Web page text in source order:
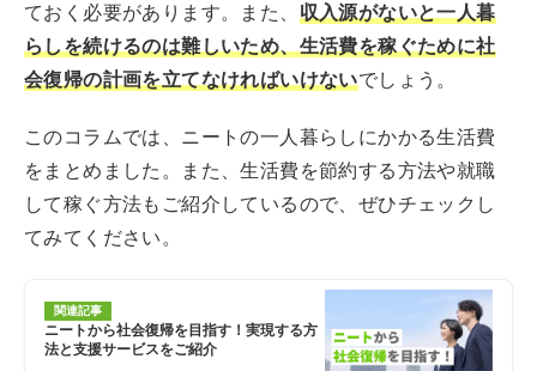
ておく必要があります。また、 収入源がないと一人暮
らしを続けるのは難しいため、生活費を稼ぐために社
会復帰の計画を立てなければいけないでしょう。
このコラムでは、ニートの一人暮らしにかかる生活費
をまとめました。また、生活費を節約する方法や就職
して稼ぐ方法もご紹介しているので、ぜひチェックし
てみてください。
関連記事
ニートから社会復帰を目指す！実現する方
法と支援サービスをご紹介